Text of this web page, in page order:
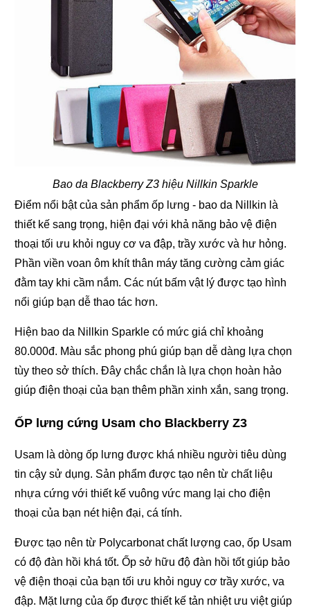
Bao da Blackberry Z3 hiệu Nillkin Sparkle
Điểm nổi bật của sản phẩm ốp lưng - bao da Nillkin là
thiết kế sang trọng, hiện đại với khả năng bảo vệ điện
thoại tối ưu khỏi nguy cơ va đập, trầy xước và hư hỏng.
Phần viền voan ôm khít thân máy tăng cường cảm giác
đằm tay khi cầm nắm. Các nút bấm vật lý được tạo hình
nổi giúp bạn dễ thao tác hơn.
Hiện bao da Nillkin Sparkle có mức giá chỉ khoảng
80.000đ. Màu sắc phong phú giúp bạn dễ dàng lựa chọn
tùy theo sở thích. Đây chắc chắn là lựa chọn hoàn hảo
giúp điện thoại của bạn thêm phần xinh xắn, sang trọng.
ỐP lưng cứng Usam cho Blackberry Z3
Usam là dòng ốp lưng được khá nhiều người tiêu dùng
tin cậy sử dụng. Sản phẩm được tạo nên từ chất liệu
nhựa cứng với thiết kế vuông vức mang lại cho điện
thoại của bạn nét hiện đại, cá tính.
Được tạo nên từ Polycarbonat chất lượng cao, ốp Usam
có độ đàn hồi khá tốt. Ốp sở hữu độ đàn hồi tốt giúp bảo
vệ điện thoại của bạn tối ưu khỏi nguy cơ trầy xước, va
đập. Mặt lưng của ốp được thiết kế tản nhiệt ưu việt giúp